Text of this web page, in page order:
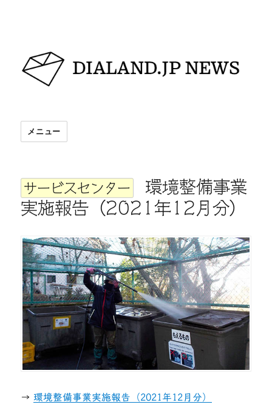
DIALAND.JP NEWS
メニュー
サービスセンター
環境整備事業
実施報告（2021年12月分）
→ 環境整備事業実施報告（2021年12月分）